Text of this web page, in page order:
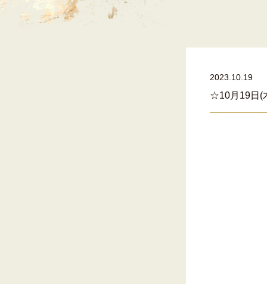
2023.10.19
☆10月19日(